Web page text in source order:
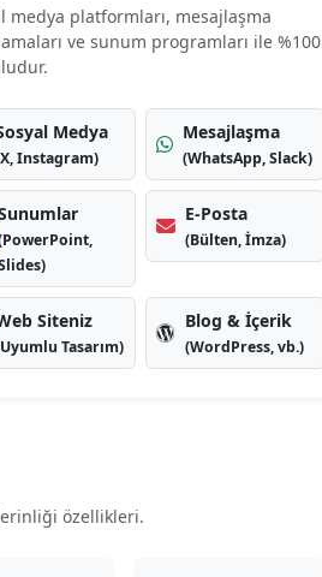
medya platformları, mesajlaşma
ve sunum programları ile %100
Medya
Instagram)
Mesajlaşma
(WhatsApp, Slack)
E-Posta
(Bülten, İmza)
Siteniz
Tasarım)
Blog & İçerik
(WordPress, vb.)
özellikleri.